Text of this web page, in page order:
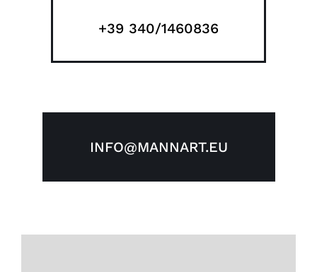
+39 340/1460836
INFO@MANNART.EU